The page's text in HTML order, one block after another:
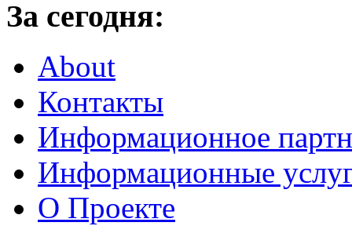
За сегодня:
About
Контакты
Информационное
Информационные
О Проекте